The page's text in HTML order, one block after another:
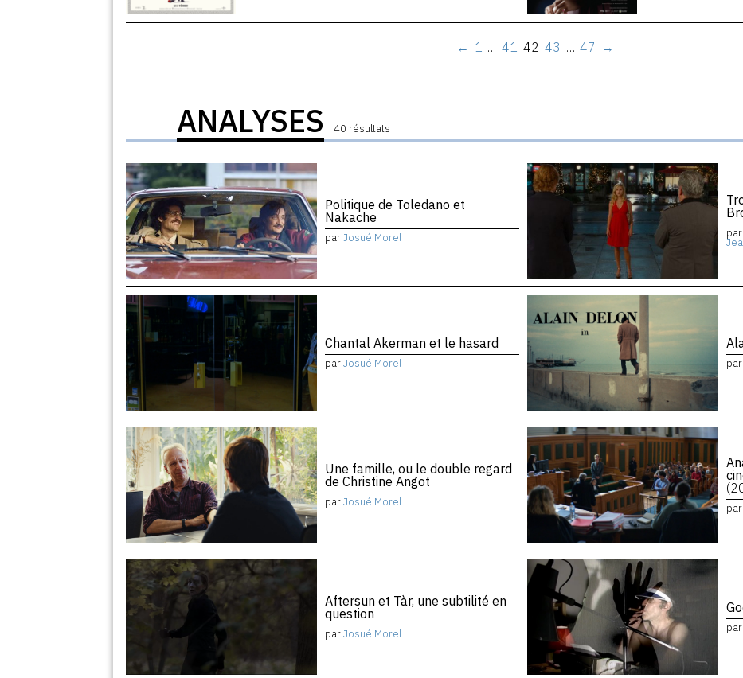
← 1 … 41 42 43 … 47 →
ANALYSES 40 résultats
Politique de Toledano et
Nakache
parJosué Morel par
Chantal Akerman et le hasard
parJosué Morel par
Une famille, ou le double regard
de Christine Angot
parJosué Morel par
Aftersun et Tàr, une subtilité en
question
parJosué Morel par